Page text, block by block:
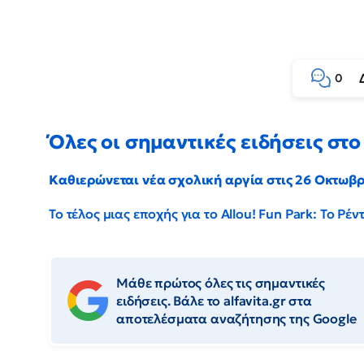
0
Όλες οι σημαντικές ειδήσεις
Καθιερώνεται νέα σχολική αργία στις 26
Το τέλος μιας εποχής για το Allou! Fun Park: Το
Μάθε πρώτος όλες τις σημαντικές
ειδήσεις. Βάλε το alfavita.gr στα
αποτελέσματα αναζήτησης της Google